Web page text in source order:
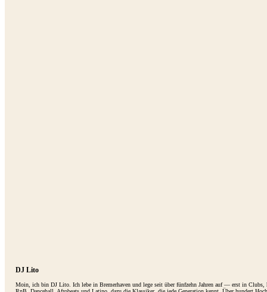
DJ Lito
Moin, ich bin DJ Lito. Ich lebe in Bremerhaven und lege seit über fünfzehn Jahren auf — erst in